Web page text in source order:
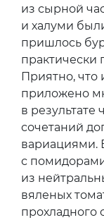
из сырной
и халуми
пришлось
практически
Приятно, что
приложено
в результате
сочетаний
вариациями.
с
из
вяленых
прохладного